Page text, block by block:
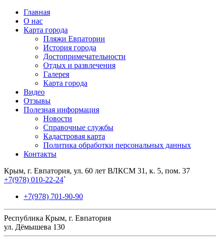
Главная
О нас
Карта города
Пляжи Евпатории
История города
Достопримечательности
Отдых и развлечения
Галерея
Карта города
Видео
Отзывы
Полезная информация
Новости
Справочные службы
Кадастровая карта
Политика обработки персональных данных
Контакты
Крым, г. Евпатория, ул. 60 лет ВЛКСМ 31, к. 5, пом. 37
+7(978) 010-22-24`
+7(978) 701-90-90
Республика Крым, г. Евпатория
ул. Дёмышева 130